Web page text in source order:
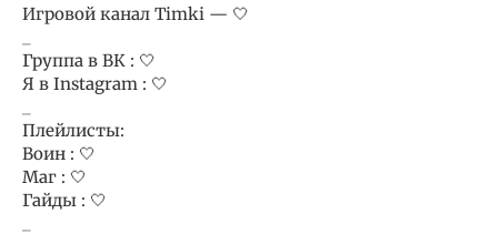
Игровой канал Timki — 🤍
Группа в ВК : 🤍
Я в Instagram : 🤍
Плейлисты:
Воин : 🤍
Маг : 🤍
Гайды : 🤍